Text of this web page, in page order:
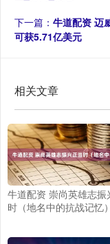
下一篇： 牛道配资 迈
可获5.71亿美元
相关文章
牛道配资 崇尚英雄志振
时（地名中的抗战记忆）